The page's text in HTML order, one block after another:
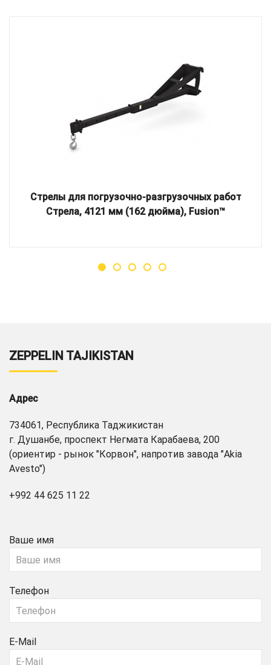
Стрелы для погрузочно-разгрузочных работ
Стрела, 4121 мм (162 дюйма), Fusion™
ZEPPELIN TAJIKISTAN
Адрес
734061, Республика Таджикистан
г. Душанбе, проспект Негмата Карабаева, 200
(ориентир - рынок "Корвон", напротив завода "Akia
Avesto")
+992 44 625 11 22
Ваше имя
Телефон
E-Mail